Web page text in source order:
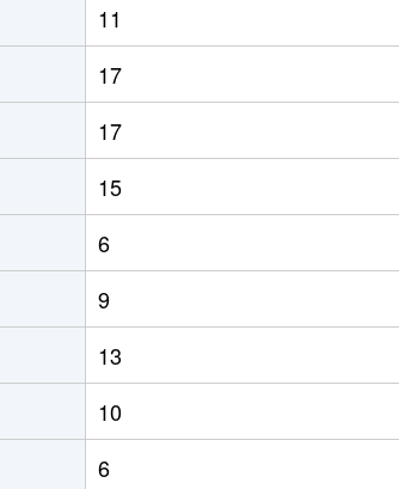
11
17
17
15
6
9
13
10
6